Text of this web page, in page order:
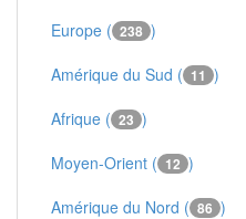
Europe ( 238 )
Amérique du Sud ( 11 )
Afrique ( 23 )
Moyen-Orient ( 12 )
Amérique du Nord ( 86 )